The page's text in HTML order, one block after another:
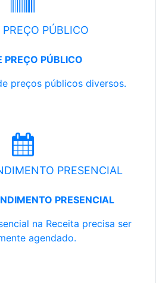
PREÇO PÚBLICO
PREÇO PÚBLICO
preços públicos diversos.
PRESENCIAL
PRESENCIAL
na Receita precisa ser
agendado.